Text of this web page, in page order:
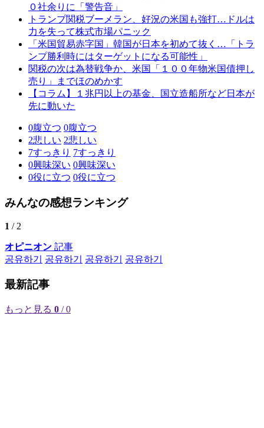
０社余りに「警告音」
トランプ関税ブーメラン、好況の米国も強打…ドルは
力を失って株式市場パニック
「米国貿易赤字国」韓国が日本を初めて抜く…「トラ
ンプ勝利時にはターゲットになる可能性」
関税の次は為替戦争か、米国「１００年物米国債押し
売り」までほのめかす
【コラム】１兆円以上の基金、国立造船所など日本が
先に動いた
0腹立つ 0腹立つ
2悲しい 2悲しい
7すっきり 7すっきり
0興味深い 0興味深い
0役に立つ 0役に立つ
みんなの感想ランキング
1 / 2
オピニオン 記事
공유하기
공유하기 공유하기 공유하기
最新記事
もっと見る 0 / 0